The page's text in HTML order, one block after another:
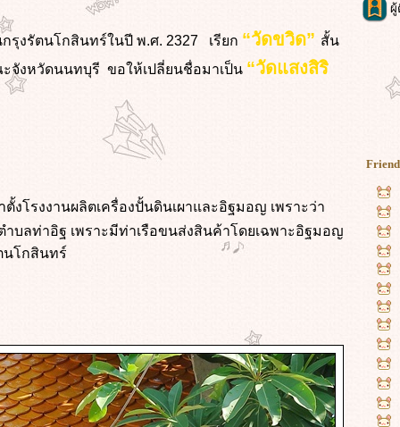
รุงรัตนโกสินทร์ในปี พ.ศ. 2327 เรียก “วัดขวิด” สั้น
จังหวัดนนทบุรี ขอให้เปลี่ยนชื่อมาเป็น “วัดแสงสิริ
โรงงานผลิตเครื่องปั้นดินเผาและอิฐมอญ เพราะว่า
บลท่าอิฐ เพราะมีท่าเรือขนส่งสินค้าโดยเฉพาะอิฐมอญ
นโกสินทร์
ผู้